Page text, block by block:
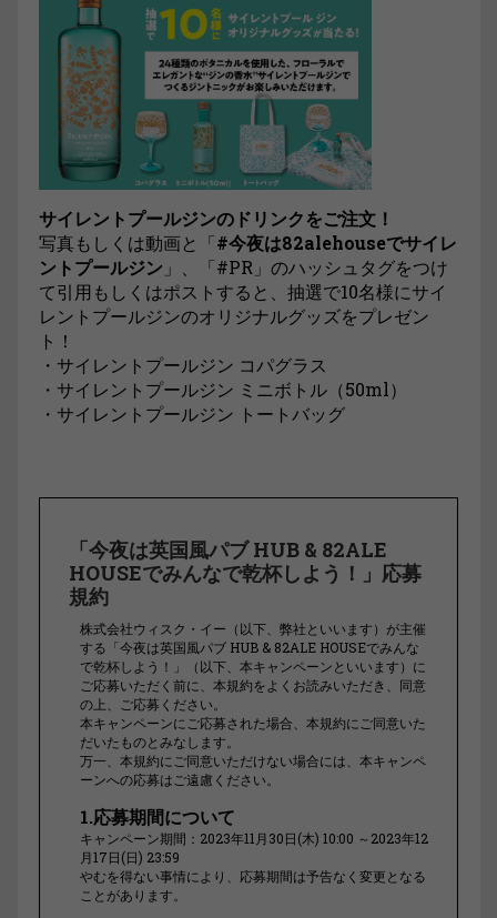
サイレントプールジンのドリンクをご注文！
写真もしくは動画と「#今夜は82alehouseでサイレ
ントプールジン 」、「#PR」のハッシュタグをつけ
て引用もしくはポストすると、抽選で10名様にサイ
レントプールジンのオリジナルグッズをプレゼン
ト！
・サイレントプールジン コパグラス
・サイレントプールジン ミニボトル（50ml）
・サイレントプールジン トートバッグ
「今夜は英国風パブ HUB & 82ALE
HOUSEでみんなで乾杯しよう！」応募
規約
株式会社ウィスク・イー（以下、弊社といいます）が主催
する「今夜は英国風パブ HUB & 82ALE HOUSEでみんな
で乾杯しよう！」（以下、本キャンペーンといいます）に
ご応募いただく前に、本規約をよくお読みいただき、同意
の上、ご応募ください。
本キャンペーンにご応募された場合、本規約にご同意いた
だいたものとみなします。
万一、本規約にご同意いただけない場合には、本キャンペ
ーンへの応募はご遠慮ください。
1.応募期間について
キャンペーン期間：2023年11月30日(木) 10:00 ～2023年12
月17日(日) 23:59
やむを得ない事情により、応募期間は予告なく変更となる
ことがあります。